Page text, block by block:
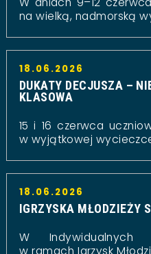
na wielką, nadmorską
18.06.2026
DUKATY DECJUSZA –
KLASOWA
15 i 16 czerwca
w wyjątkowej
18.06.2026
IGRZYSKA MŁODZIEŻY
W Indywidualnych
w ramach Igrzysk